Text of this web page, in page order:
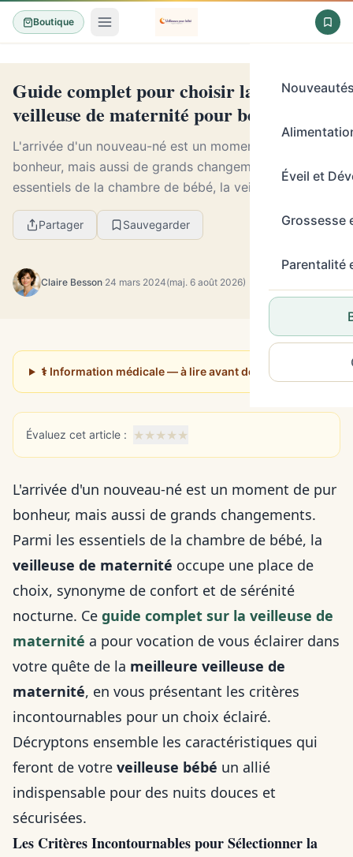
Boutique
Éveil et
Grossesse
Parentalité
Guide complet pour choisir la meilleure
veilleuse de maternité pour bébé
L'arrivée d'un nouveau-né est un moment de pur
bonheur, mais aussi de grands changements. Parmi les
essentiels de la chambre de bébé, la veilleuse de
maternité occupe une place de choix, synonyme de
c...
Partager Sauvegarder
Claire Besson·24 mars 2024(maj. 6 août 2026)
⚕️ Information médicale — à lire avant de poursuivre
Évaluez cet article : ★★★★★
L'arrivée d'un nouveau-né est un moment de pur
bonheur, mais aussi de grands changements.
Parmi les essentiels de la chambre de bébé, la
veilleuse de maternité occupe une place de
choix, synonyme de confort et de sérénité
nocturne. Ce guide complet sur la veilleuse de
maternité a pour vocation de vous éclairer dans
votre quête de la meilleure veilleuse de
maternité, en vous présentant les critères
incontournables pour un choix éclairé.
Décryptons ensemble les caractéristiques qui
feront de votre veilleuse bébé un allié
indispensable pour des nuits douces et
sécurisées.
Les Critères Incontournables pour Sélectionner la